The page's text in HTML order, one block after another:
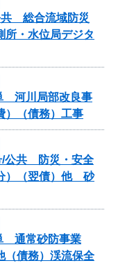
共 総合流域防災
所・水位局デジタ
河川局部改良事
）（債務）工事
/公共 防災・安全
）（翌債）他 砂
通常砂防事業
（債務）渓流保全